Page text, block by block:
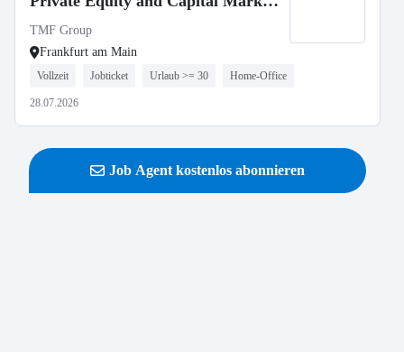
(m/w/d)
TMF Group
Frankfurt am Main
Vollzeit Jobticket Urlaub >= 30 Home-Office
28.07.2026
Job Agent kostenlos abonnieren